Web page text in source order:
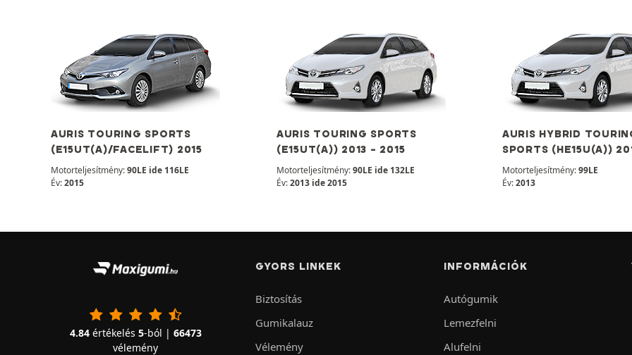
AURIS TOURING SPORTS
(E15UT(A)/FACELIFT) 2015
Motorteljesítmény:90LE ide 116LE
Év:2015
AURIS TOURING SPORTS
(E15UT(A)) 2013 - 2015
Motorteljesítmény:90LE ide 132LE
Év:2013 ide 2015
AURIS HYBRID
SPORTS (HE15U(A))
Motorteljesítmény:99LE
Év:2013
4.84értékelés 5-ból | 66473
vélemény
GYORS LINKEK
Biztosítás
Gumikalauz
Vélemény
INFORMÁCIÓK
Autógumik
Lemezfelni
Alufelni